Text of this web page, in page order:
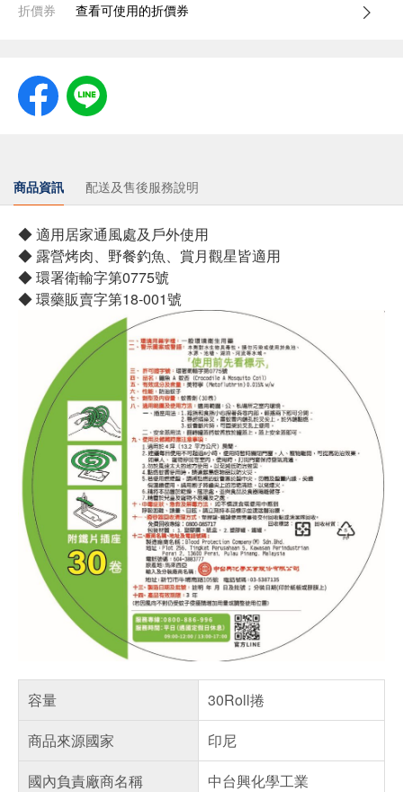
折價券 查看可使用的折價券
商品資訊 配送及售後服務說明
◆ 適用居家通風處及戶外使用
◆ 露營烤肉、野餐釣魚、賞月觀星皆適用
◆ 環署衛輸字第0775號
◆ 環藥販賣字第18-001號
容量
30Roll捲
商品來源國家
印尼
國內負責廠商名稱
中台興化學工業